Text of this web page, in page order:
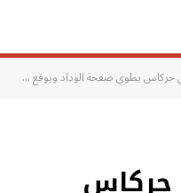
يطوي صفحة الوداد ويوقع لضمك السعودي لموسمين
حركاس